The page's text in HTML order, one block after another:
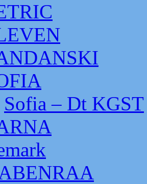
Sofia – Dt KGST